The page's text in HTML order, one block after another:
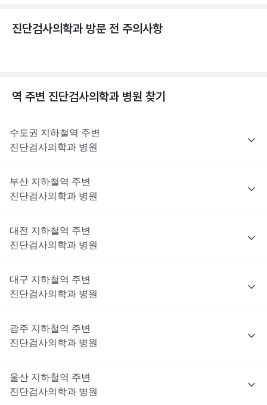
진단검사의학과 방문 전 주의사항
역 주변 진단검사의학과 병원 찾기
수도권 지하철역 주변
진단검사의학과 병원
부산 지하철역 주변
진단검사의학과 병원
대전 지하철역 주변
진단검사의학과 병원
대구 지하철역 주변
진단검사의학과 병원
광주 지하철역 주변
진단검사의학과 병원
울산 지하철역 주변
진단검사의학과 병원